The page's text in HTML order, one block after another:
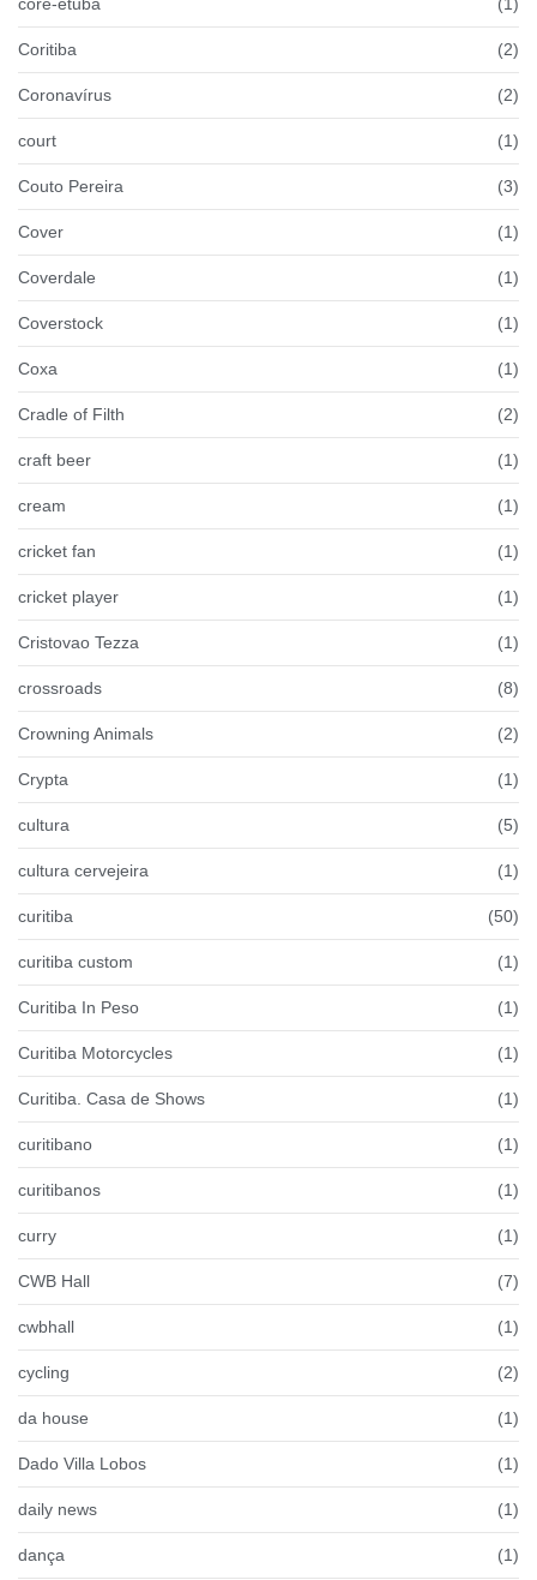
Coritiba (2)
Coronavírus (2)
court (1)
Couto Pereira (3)
Cover (1)
Coverdale (1)
Coverstock (1)
Coxa (1)
Cradle of Filth (2)
craft beer (1)
cream (1)
cricket fan (1)
cricket player (1)
Cristovao Tezza (1)
crossroads (8)
Crowning Animals (2)
Crypta (1)
cultura (5)
cultura cervejeira (1)
curitiba (50)
curitiba custom (1)
Curitiba In Peso (1)
Curitiba Motorcycles (1)
Curitiba. Casa de Shows (1)
curitibano (1)
curitibanos (1)
curry (1)
CWB Hall (7)
cwbhall (1)
cycling (2)
da house (1)
Dado Villa Lobos (1)
daily news (1)
dança (1)